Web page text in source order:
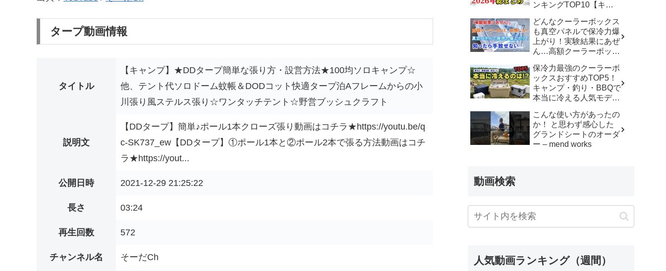
タープ動画情報
タイトル
【キャンプ】★DDタープ簡単な張り方・設営方法★100均ソロキャンプ☆
他、テント代ソロドーム蚊帳＆DODコット快適タープ泊Aフレームからの小
川張り風ステルス張り☆ワンタッチテント☆野営ブッシュクラフト
説明文
【DDタープ】簡単♪ポール1本クローズ張り動画はコチラ★https://youtu.be/q
c-SK737_ew【DDタープ】①ポール1本と②ポール2本で張る方法動画はコチ
ラ★https://yout...
公開日時 2021-12-29 21:25:22
長さ 03:24
再生回数 572
チャンネル名 そーだCh
ンキングTOP10【キャ
アウトドア】 – ヤミツキ
ソロキャンプ
どんなクーラーボックス
も真空パネルで保冷力爆
上がり！実験結果にあぜ
ん…高額クーラーボック
こだわりチャンネル
保冷力最強のクーラーボ
ックスおすすめTOP5！
キャンプ・釣り・BBQで
本当に冷える人気モデル
本日のおすすめTOP
こんな使い方があったの
か！ と思わず感心した
グランドシートのオーダ
ー – mend works
動画検索
人気動画ランキング（週間）